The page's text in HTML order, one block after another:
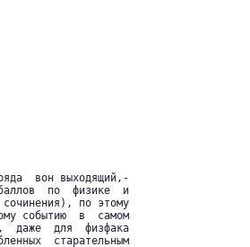
вон выходящий,-
по  физике  и
по этому
событию  в  самом
даже  для  физфака
старательным